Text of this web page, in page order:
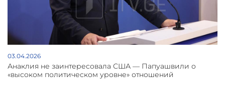
03.04.2026
Анаклия не заинтересовала США — Папуашвили о
«высоком политическом уровне» отношений